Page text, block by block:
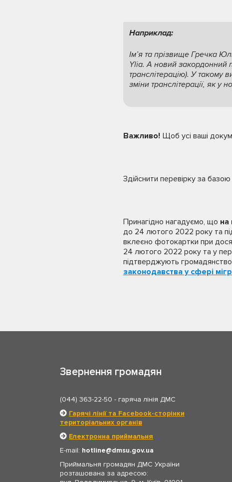
Наприклад:
Ім’я та прізвище Гречка
Ylia. А новий закордонний
транслітерацію). У такому
зміни транслітерації, як у
Важливо! Щоб усі ваші
Здійснити перевірку за
Принагідно нагадуємо, що на
до 24 лютого 2022 року та
вклеєно фотокартки при
24 лютого 2022 року та у
підтверджують громадянство
законодавства у сфері
Звернення громадян
(044) 363-22-50 - гаряча лінія ДМС
Гарячі лінії та Facebook-сторінки
територіальних органів
Електронна приймальня
E-mail: hotline
dmsu.gov.ua
Приймальня громадян ДМС України
розташована за адресою: